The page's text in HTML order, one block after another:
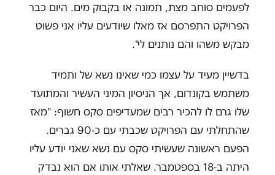
לפעמים סוחב מצת, תמונה או בקבוק מים. היום כבר
הפרויקט התפרסם אז מאלו שיודעים עליו אני פשוט
מבקש משהו והם נותנים לי".
בדשיין מעיד על עצמו כמי שאינו נשא של ותמיד
משתמש בקונדום, אך הניסיון המיני העשיר והמתועד
שלו גרם לו להכיר רבים שמעדיפים סקס חשוף: "מאז
שהתחלתי עם הפרויקט שכבתי עם כ-90 גברים.
הפעם ראשונה שעשיתי סקס עם נשא שאני יודע עליו
היתה ב-18 בספטמבר. שאלתי אותו אם הוא נבדק